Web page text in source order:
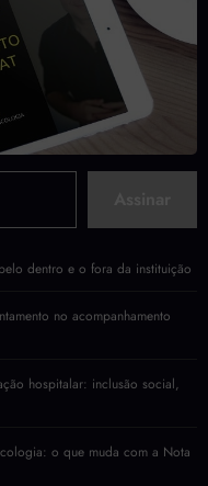
dentro e o fora da instituição
no acompanhamento
hospitalar: inclusão social,
o que muda com a Nota